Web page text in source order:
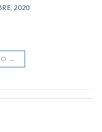
2020
→